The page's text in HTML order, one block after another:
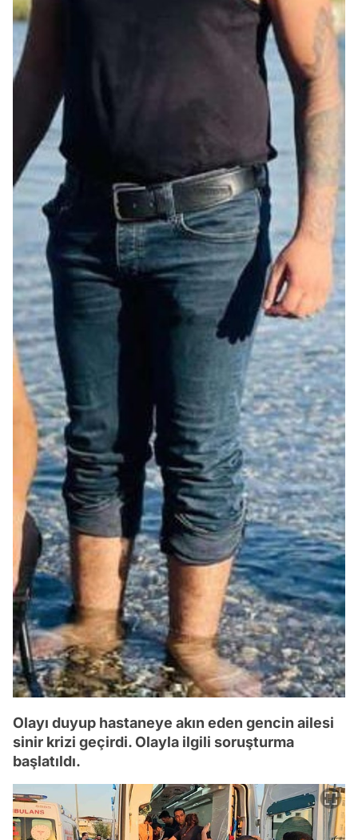
Olayı duyup hastaneye akın eden gencin ailesi
sinir krizi geçirdi. Olayla ilgili soruşturma
başlatıldı.